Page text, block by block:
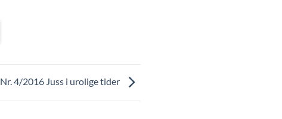
Nr. 4/2016 Juss i urolige tider